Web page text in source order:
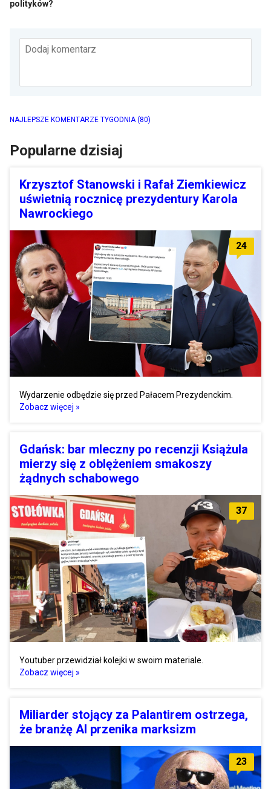
polityków?
Dodaj komentarz
NAJLEPSZE KOMENTARZE TYGODNIA (80)
Popularne dzisiaj
Krzysztof Stanowski i Rafał Ziemkiewicz
uświetnią rocznicę prezydentury Karola
Nawrockiego
24
Wydarzenie odbędzie się przed Pałacem Prezydenckim.
Zobacz więcej »
Gdańsk: bar mleczny po recenzji Książula
mierzy się z oblężeniem smakoszy
żądnych schabowego
37
Youtuber przewidział kolejki w swoim materiale.
Zobacz więcej »
Miliarder stojący za Palantirem ostrzega,
że branżę AI przenika marksizm
23